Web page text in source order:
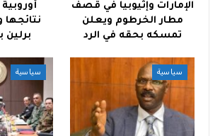
الإمارات وإثيوبيا في قصف
مطار الخرطوم ويعلن
تمسكه بحقه في الرد
برلين
سياسية سياسية